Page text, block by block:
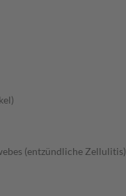
(entzündliche Zellulitis)